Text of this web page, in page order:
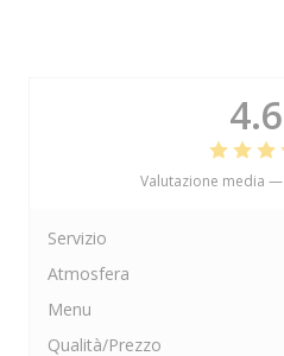
4.6
Valutazione media —
Servizio
Atmosfera
Menu
Qualità/Prezzo